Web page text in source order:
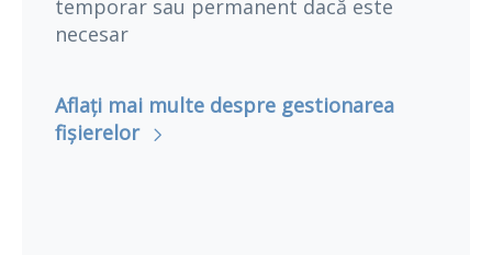
temporar sau permanent dacă este
necesar
Aflați mai multe despre gestionarea
fișierelor